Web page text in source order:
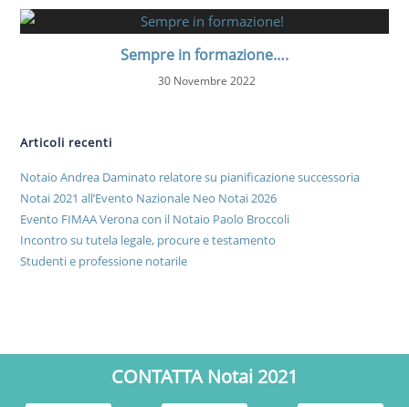
Sempre in formazione….
30 Novembre 2022
Articoli recenti
Notaio Andrea Daminato relatore su pianificazione successoria
Notai 2021 all’Evento Nazionale Neo Notai 2026
Evento FIMAA Verona con il Notaio Paolo Broccoli
Incontro su tutela legale, procure e testamento
Studenti e professione notarile
CONTATTA Notai 2021